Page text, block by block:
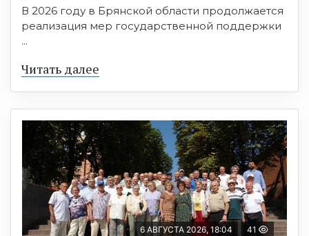
В 2026 году в Брянской области продолжается
реализация мер государственной поддержки
...
Читать далее
6 АВГУСТА 2026, 18:04 41